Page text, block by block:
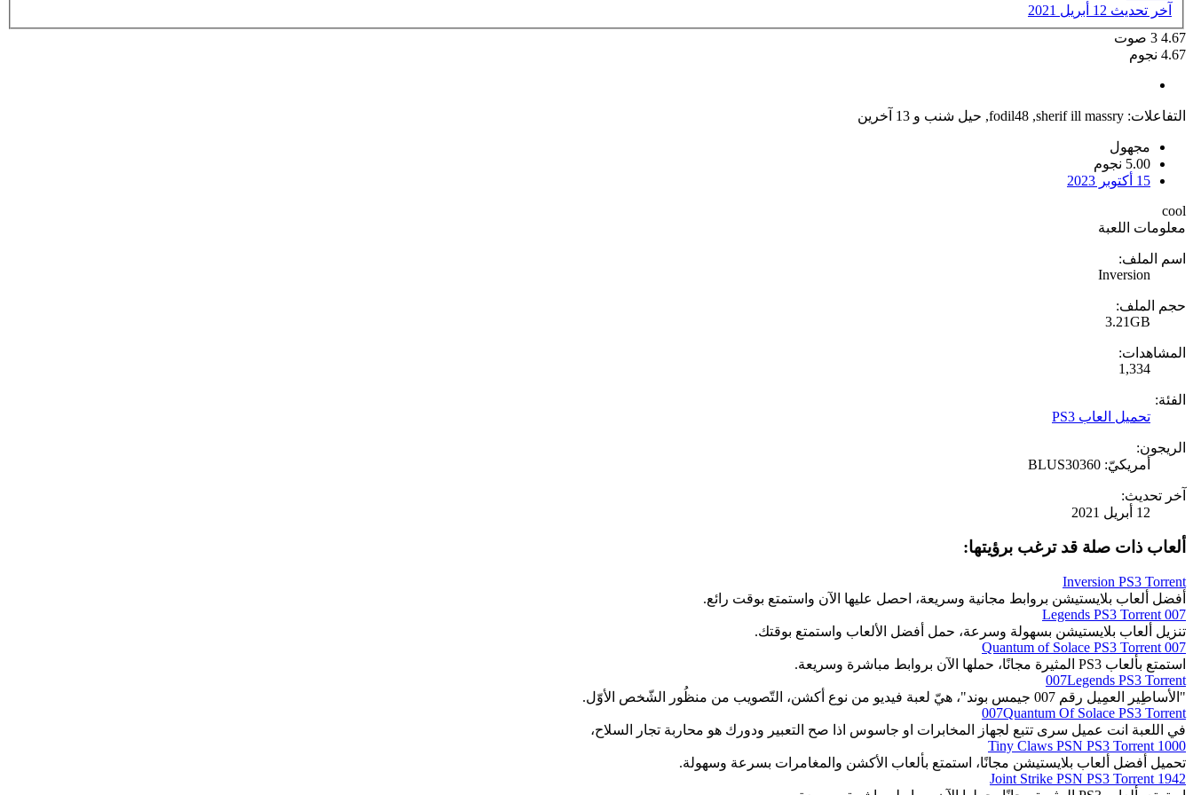
آخر تحديث 12 أبريل 2021
4.67
3 صوت
4.67 نجوم
التفاعلات: sherif ill massry
,
fodil48
, حيل شنب و 13 آخرين
مجهول
5.00 نجوم
15 أكتوبر 2023
cool
معلومات اللعبة
اسم الملف:
Inversion
حجم الملف:
3.21GB
المشاهدات:
1,334
الفئة:
تحميل العاب PS3
الريجون:
أمريكيّ: BLUS30360
آخر تحديث:
12 أبريل 2021
ألعاب ذات صلة قد ترغب برؤيتها:
Inversion PS3 Torrent
أفضل ألعاب بلايستيشن بروابط مجانية وسريعة، احصل عليها الآن واستمتع بوقت رائع.
007 Legends PS3 Torrent
تنزيل ألعاب بلايستيشن بسهولة وسرعة، حمل أفضل الألعاب واستمتع بوقتك.
007 Quantum of Solace PS3 Torrent
استمتع بألعاب PS3 المثيرة مجانًا، حملها الآن بروابط مباشرة وسريعة.
007Legends PS3 Torrent
"الأساطِير العمِيل رقم 007 جيمس بوند"، هيّ لعبة فيديو من نوع أكشن، التّصويب من منظُور الشّخص الأوّل.
007Quantum Of Solace PS3 Torrent
في اللعبة انت عميل سرى تتبع لجهاز المخابرات او جاسوس اذا صح التعبير ودورك هو محاربة تجار السلاح،
1000 Tiny Claws PSN PS3 Torrent
تحميل أفضل ألعاب بلايستيشن مجانًا، استمتع بألعاب الأكشن والمغامرات بسرعة وسهولة.
1942 Joint Strike PSN PS3 Torrent